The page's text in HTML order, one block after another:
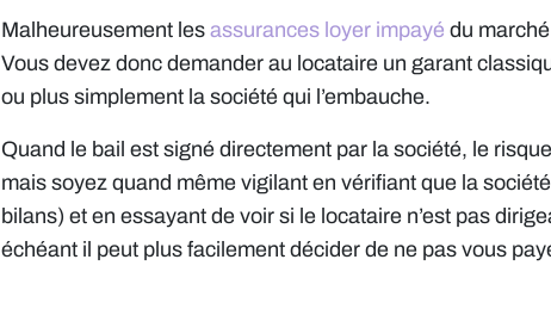
Malheureusement les assurances loyer impayé du
Vous devez donc demander au locataire un garant
ou plus simplement la société qui l’embauche.
Quand le bail est signé directement par la société, le
mais soyez quand même vigilant en vérifiant que la
bilans) et en essayant de voir si le locataire n’est pas
échéant il peut plus facilement décider de ne pas vous